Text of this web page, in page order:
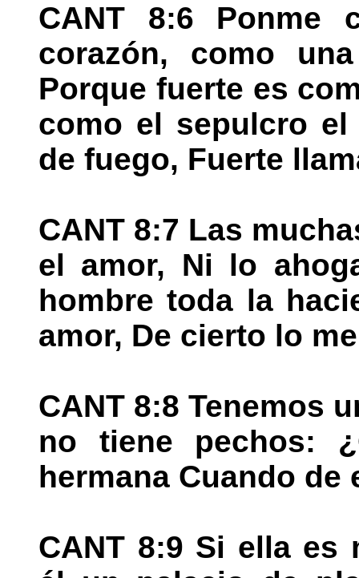
CANT 8:6 Ponme
corazón, como
Porque fuerte es
como el sepulcro
de fuego, Fuerte
CANT 8:7 Las
el amor, Ni lo
hombre toda la
amor, De cierto lo
CANT 8:8 Tenemos
no tiene pechos:
hermana Cuando de
CANT 8:9 Si ella es